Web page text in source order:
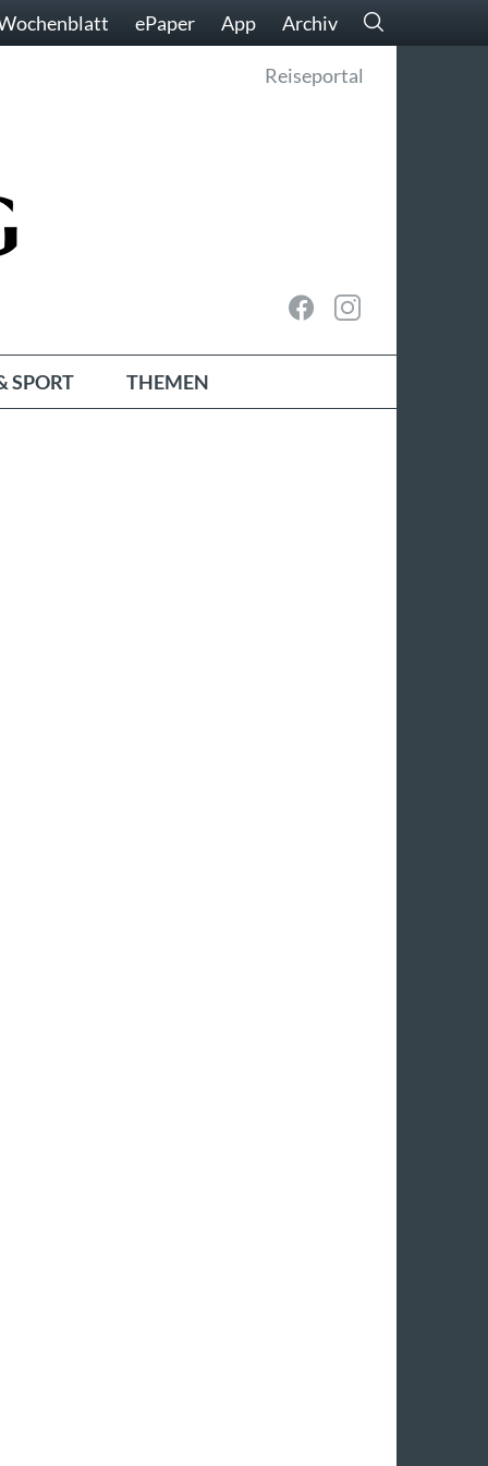
ePaper App Archiv
Reiseportal
SPORT THEMEN